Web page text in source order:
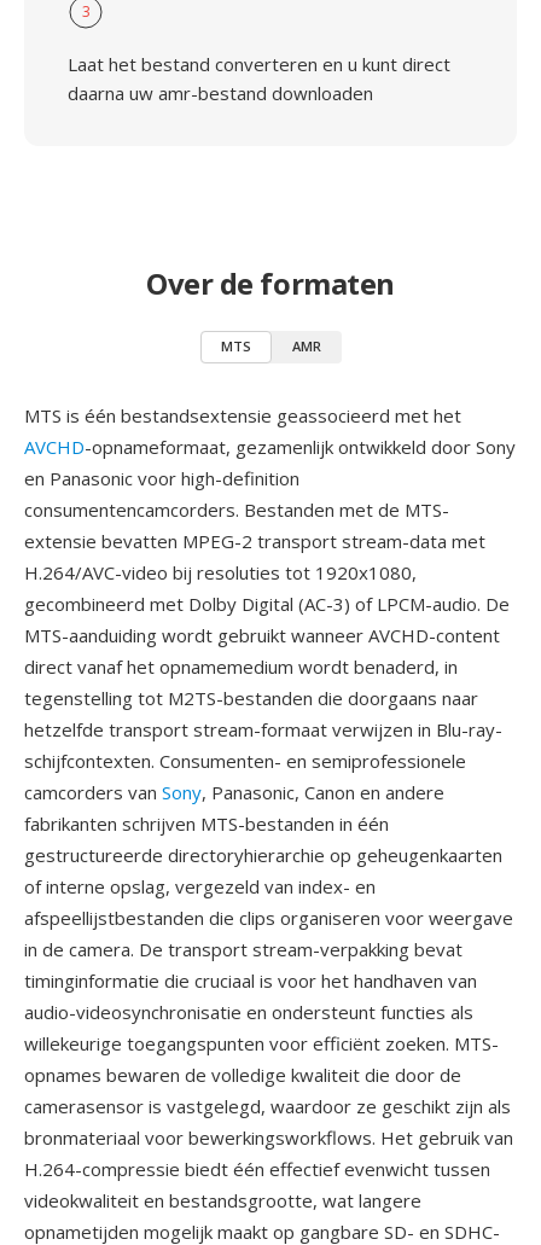
3
Laat het bestand converteren en u kunt direct
daarna uw amr-bestand downloaden
Over de formaten
MTS AMR
MTS is één bestandsextensie geassocieerd met het
AVCHD-opnameformaat, gezamenlijk ontwikkeld door Sony
en Panasonic voor high-definition
consumentencamcorders. Bestanden met de MTS-
extensie bevatten MPEG-2 transport stream-data met
H.264/AVC-video bij resoluties tot 1920x1080,
gecombineerd met Dolby Digital (AC-3) of LPCM-audio. De
MTS-aanduiding wordt gebruikt wanneer AVCHD-content
direct vanaf het opnamemedium wordt benaderd, in
tegenstelling tot M2TS-bestanden die doorgaans naar
hetzelfde transport stream-formaat verwijzen in Blu-ray-
schijfcontexten. Consumenten- en semiprofessionele
camcorders van Sony, Panasonic, Canon en andere
fabrikanten schrijven MTS-bestanden in één
gestructureerde directoryhierarchie op geheugenkaarten
of interne opslag, vergezeld van index- en
afspeellijstbestanden die clips organiseren voor weergave
in de camera. De transport stream-verpakking bevat
timinginformatie die cruciaal is voor het handhaven van
audio-videosynchronisatie en ondersteunt functies als
willekeurige toegangspunten voor efficiënt zoeken. MTS-
opnames bewaren de volledige kwaliteit die door de
camerasensor is vastgelegd, waardoor ze geschikt zijn als
bronmateriaal voor bewerkingsworkflows. Het gebruik van
H.264-compressie biedt één effectief evenwicht tussen
videokwaliteit en bestandsgrootte, wat langere
opnametijden mogelijk maakt op gangbare SD- en SDHC-